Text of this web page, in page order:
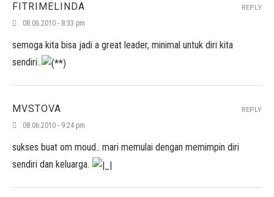
FITRIMELINDA
08.06.2010 - 8:33 pm
semoga kita bisa jadi a great leader, minimal untuk diri kita
sendiri..
REPLY
MVSTOVA
08.06.2010 - 9:24 pm
sukses buat om moud.. mari memulai dengan memimpin diri
sendiri dan keluarga.
REPLY